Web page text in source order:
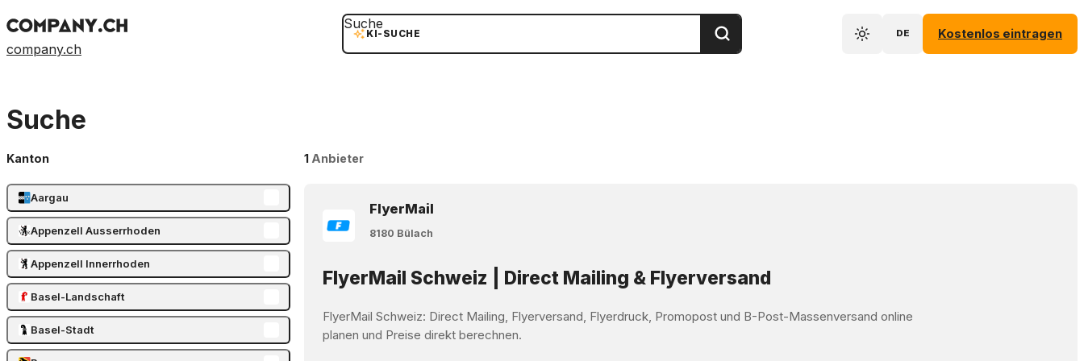
company.ch
KI-SUCHE
Suche
DE Kostenlos eintragen
Suche
Kanton
Aargau
Appenzell Ausserrhoden
Appenzell Innerrhoden
Basel-Landschaft
Basel-Stadt
1 Anbieter
FlyerMail
8180 Bülach
FlyerMail Schweiz | Direct Mailing & Flyerversand
FlyerMail Schweiz: Direct Mailing, Flyerversand, Flyerdruck, Promopost und B-Post-Massenversand online
planen und Preise direkt berechnen.